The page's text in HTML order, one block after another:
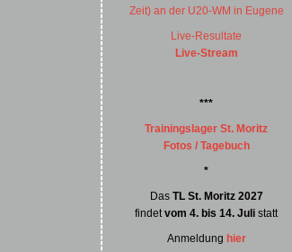
Zeit) an der U20-WM in Eugene
Live-Resultate
Live-Stream
***
Trainingslager St. Moritz
Fotos / Tagebuch
*
Das TL St. Moritz 2027
findetvom 4. bis 14. Juli statt
Anmeldung hier